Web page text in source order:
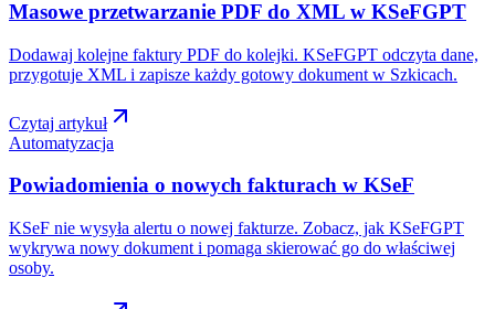
Masowe przetwarzanie PDF do XML w KSeFGPT
Dodawaj kolejne faktury PDF do kolejki. KSeFGPT odczyta dane,
przygotuje XML i zapisze każdy gotowy dokument w Szkicach.
Czytaj artykuł
Automatyzacja
Powiadomienia o nowych fakturach w KSeF
KSeF nie wysyła alertu o nowej fakturze. Zobacz, jak KSeFGPT
wykrywa nowy dokument i pomaga skierować go do właściwej
osoby.